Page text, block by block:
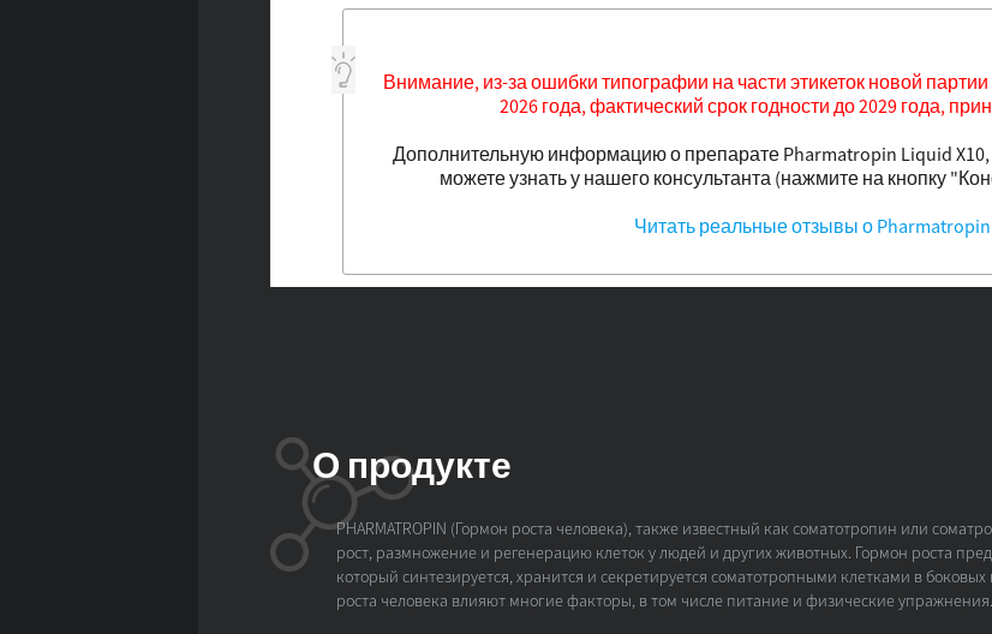
Внимание, из-за ошибки типографии на части этикеток новой
2026 года, фактический срок годности до 2029 года,
Дополнительную информацию о препарате Pharmatropin Liquid
можете узнать у нашего консультанта (нажмите на кнопку
Читать реальные отзывы о
О продукте
PHARMATROPIN (Гормон роста человека), также известный как соматотропин или
рост, размножение и регенерацию клеток у людей и других животных. Гормон роста
который синтезируется, хранится и секретируется соматотропными клетками в
роста человека влияют многие факторы, в том числе питание и физические упражнения.